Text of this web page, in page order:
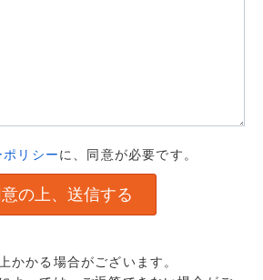
リシーに、同意が必要です。
かかる場合がございます。